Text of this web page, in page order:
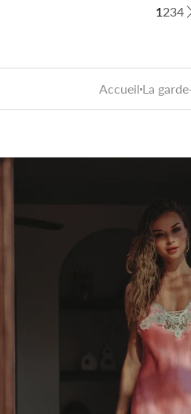
AccueilLa
1234